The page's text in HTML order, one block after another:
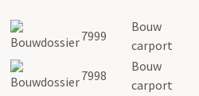
7999
Bouw
carport
7998
Bouw
carport